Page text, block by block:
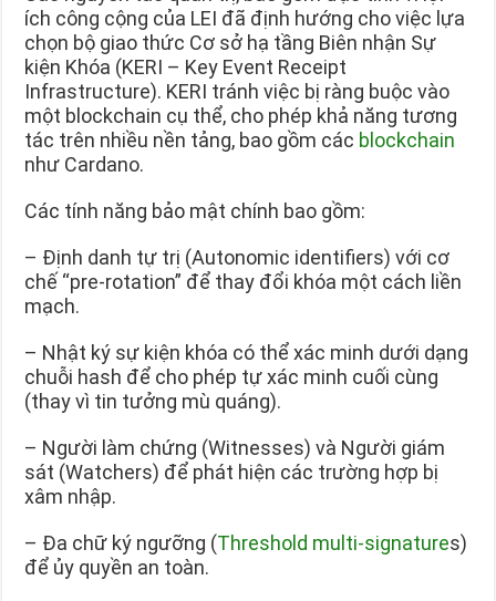
ích công cộng của LEI đã định hướng cho việc lựa
chọn bộ giao thức Cơ sở hạ tầng Biên nhận Sự
kiện Khóa (KERI – Key Event Receipt
Infrastructure). KERI tránh việc bị ràng buộc vào
một blockchain cụ thể, cho phép khả năng tương
tác trên nhiều nền tảng, bao gồm các blockchain
như Cardano.
Các tính năng bảo mật chính bao gồm:
– Định danh tự trị (Autonomic identifiers) với cơ
chế “pre-rotation” để thay đổi khóa một cách liền
mạch.
– Nhật ký sự kiện khóa có thể xác minh dưới dạng
chuỗi hash để cho phép tự xác minh cuối cùng
(thay vì tin tưởng mù quáng).
– Người làm chứng (Witnesses) và Người giám
sát (Watchers) để phát hiện các trường hợp bị
xâm nhập.
– Đa chữ ký ngưỡng (Threshold multi-signatures)
để ủy quyền an toàn.